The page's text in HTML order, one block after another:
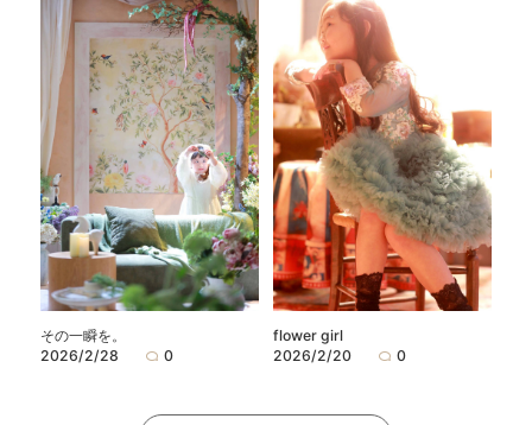
その一瞬を。
2026/2/28
0
flower girl
2026/2/20
0